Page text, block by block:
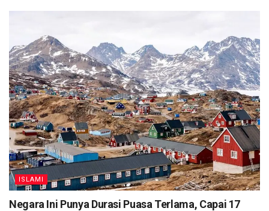
ISLAMI
Negara Ini Punya Durasi Puasa Terlama, Capai 17